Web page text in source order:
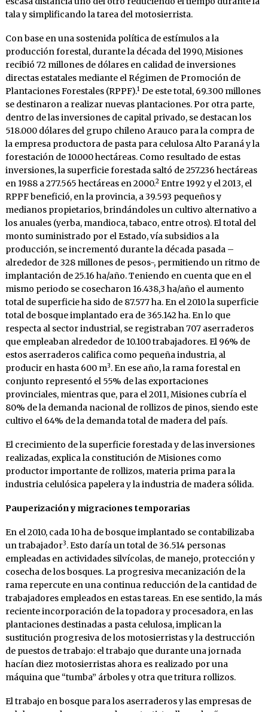
tala y simplificando la tarea del motosierrista.
Con base en una sostenida política de estímulos a la
producción forestal, durante la década del 1990, Misiones
recibió 72 millones de dólares en calidad de inversiones
directas estatales mediante el Régimen de Promoción de
Plantaciones Forestales (RPPF).1De este total, 69.300 millones
se destinaron a realizar nuevas plantaciones. Por otra parte,
dentro de las inversiones de capital privado, se destacan los
518.000 dólares del grupo chileno Arauco para la compra de
la empresa productora de pasta para celulosa Alto Paraná y la
forestación de 10.000 hectáreas. Como resultado de estas
inversiones, la superficie forestada saltó de 257.236 hectáreas
en 1988 a 277.565 hectáreas en 2000.2Entre 1992 y el 2013, el
RPPF benefició, en la provincia, a 39.593 pequeños y
medianos propietarios, brindándoles un cultivo alternativo a
los anuales (yerba, mandioca, tabaco, entre otros). El total del
monto suministrado por el Estado, vía subsidios a la
producción, se incrementó durante la década pasada –
alrededor de 328 millones de pesos-, permitiendo un ritmo de
implantación de 25.16 ha/año. Teniendo en cuenta que en el
mismo periodo se cosecharon 16.438,3 ha/año el aumento
total de superficie ha sido de 87.577 ha. En el 2010 la superficie
total de bosque implantado era de 365.142 ha. En lo que
respecta al sector industrial, se registraban 707 aserraderos
que empleaban alrededor de 10.100 trabajadores. El 96% de
estos aserraderos califica como pequeña industria, al
producir en hasta 600 m3. En ese año, la rama forestal en
conjunto representó el 55% de las exportaciones
provinciales, mientras que, para el 2011, Misiones cubría el
80% de la demanda nacional de rollizos de pinos, siendo este
cultivo el 64% de la demanda total de madera del país.
El crecimiento de la superficie forestada y de las inversiones
realizadas, explica la constitución de Misiones como
productor importante de rollizos, materia prima para la
industria celulósica papelera y la industria de madera sólida.
Pauperización y migraciones temporarias
En el 2010, cada 10 ha de bosque implantado se contabilizaba
un trabajador3. Esto daría un total de 36.514 personas
empleadas en actividades silvícolas, de manejo, protección y
cosecha de los bosques. La progresiva mecanización de la
rama repercute en una continua reducción de la cantidad de
trabajadores empleados en estas tareas. En ese sentido, la más
reciente incorporación de la topadora y procesadora, en las
plantaciones destinadas a pasta celulosa, implican la
sustitución progresiva de los motosierristas y la destrucción
de puestos de trabajo: el trabajo que durante una jornada
hacían diez motosierristas ahora es realizado por una
máquina que “tumba” árboles y otra que tritura rollizos.
El trabajo en bosque para los aserraderos y las empresas de